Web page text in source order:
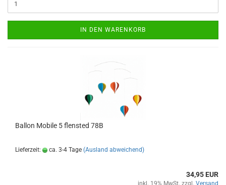
IN DEN WARENKORB
Ballon Mobile 5 flensted 78B
Lieferzeit: ca. 3-4 Tage (Ausland abweichend)
34,95 EUR
inkl. 19% MwSt. zzgl. Versand